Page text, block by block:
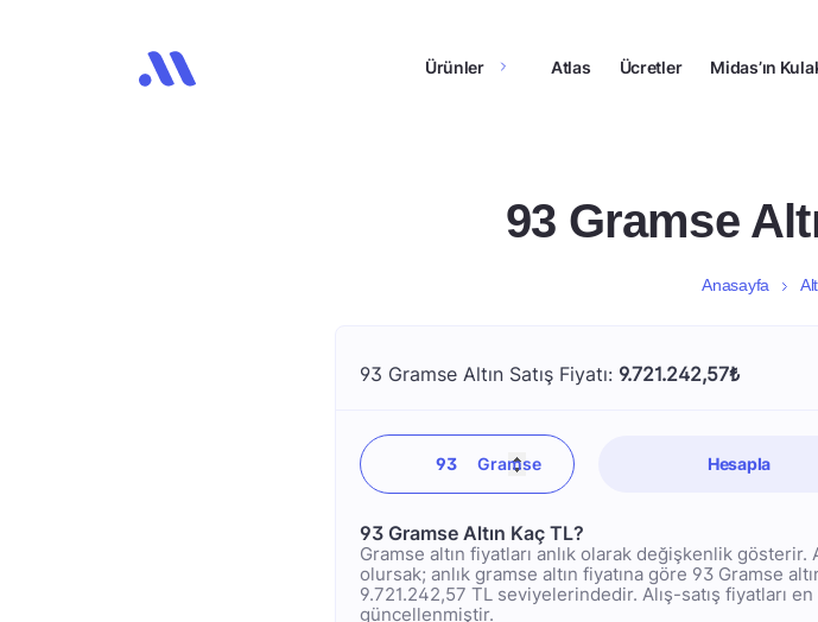
Ürünler Atlas Ücretler Midas’ın
93 Gramse
Anasayfa
93 Gramse Altın Satış Fiyatı: 9.721.242,57₺
Hesapla
93 Gramse Altın Kaç TL?
Gramse altın fiyatları anlık olarak değişkenlik
olursak; anlık gramse altın fiyatına göre 93 Gramse
9.721.242,57 TL seviyelerindedir. Alış-satış fiyatları
güncellenmiştir.